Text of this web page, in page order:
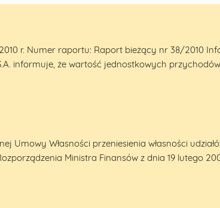
r. Numer raportu: Raport bieżący nr 38/2010
informuje, że wartość jednostkowych
Umowy Własności przeniesienia własności
Ministra Finansów z dnia 19 lutego